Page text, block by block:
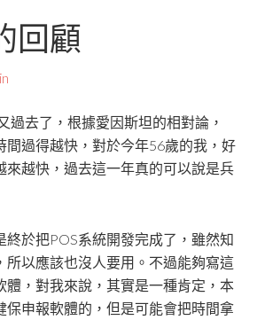
回顧
過去了，根據愛因斯坦的相對論，
間過得越快，對於今年56歲的我，好
來越快，過去這一年真的可以說是兵
終於把POS系統開發完成了，雖然知
所以應該也沒人要用。不過能夠寫這
體，對我來說，其實是一種肯定，本
保申報軟體的，但是可能會把時間拿